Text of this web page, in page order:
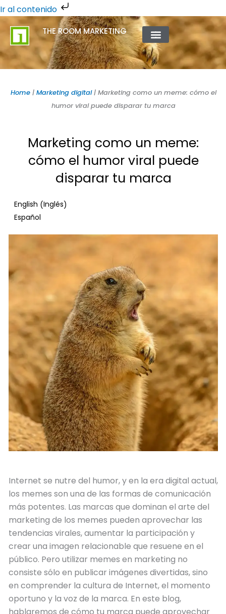
Ir al contenido
Ir
al
contenido THE ROOM MARKETING
Home| Marketing digital| Marketing como un meme: cómo el
humor viral puede disparar tu marca
Marketing como un meme:
cómo el humor viral puede
disparar tu marca
English (Inglés)
Español
Internet se nutre del humor, y en la era digital actual,
los memes son una de las formas de comunicación
más potentes. Las marcas que dominan el arte del
marketing de los memes pueden aprovechar las
tendencias virales, aumentar la participación y
crear una imagen relacionable que resuene en el
público. Pero utilizar memes en marketing no
consiste sólo en publicar imágenes divertidas, sino
en comprender la cultura de Internet, el momento
oportuno y la voz de la marca. En este blog,
hablaremos de cómo tu marca puede aprovechar